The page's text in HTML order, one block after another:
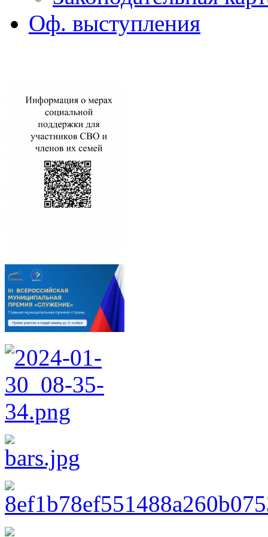
Оф. выступления